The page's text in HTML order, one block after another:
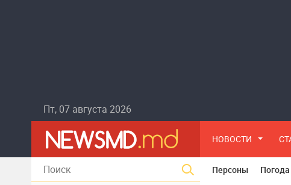
Пт, 07 августа 2026
НОВОСТИ
Персоны Погода